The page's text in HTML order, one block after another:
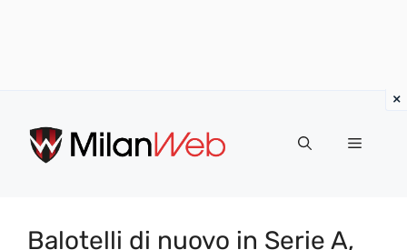
contenuto
MENU
Balotelli di nuovo in Serie A,